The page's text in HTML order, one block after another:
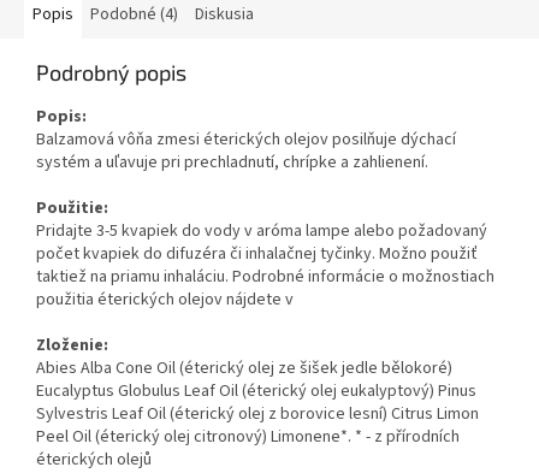
Popis Podobné (4) Diskusia
Podrobný popis
Popis:
Balzamová vôňa zmesi éterických olejov posilňuje dýchací
systém a uľavuje pri prechladnutí, chrípke a zahlienení.
Použitie:
Pridajte 3-5 kvapiek do vody v aróma lampe alebo požadovaný
počet kvapiek do difuzéra či inhalačnej tyčinky. Možno použiť
taktiež na priamu inhaláciu. Podrobné informácie o možnostiach
použitia éterických olejov nájdete v
Zloženie:
Abies Alba Cone Oil (éterický olej ze šišek jedle bělokoré)
Eucalyptus Globulus Leaf Oil (éterický olej eukalyptový) Pinus
Sylvestris Leaf Oil (éterický olej z borovice lesní) Citrus Limon
Peel Oil (éterický olej citronový) Limonene*. * - z přírodních
éterických olejů